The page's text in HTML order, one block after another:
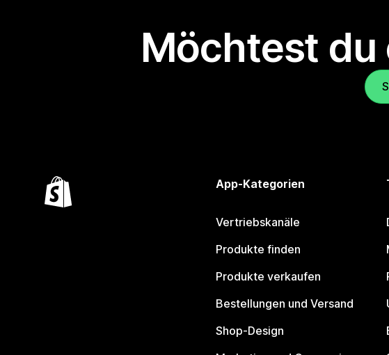
Möchtest du
App-Kategorien
Vertriebskanäle
Produkte finden
Produkte verkaufen
Bestellungen und Versand
Shop-Design